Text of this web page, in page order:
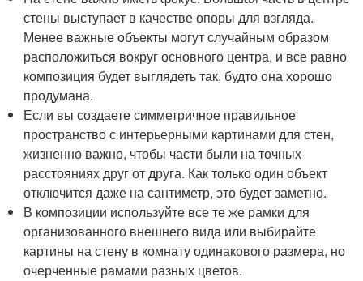
стены выступает в качестве опоры для взгляда.
Менее важные объекты могут случайным образом
расположиться вокруг основного центра, и все равно
композиция будет выглядеть так, будто она хорошо
продумана.
Если вы создаете симметричное правильное
пространство с интерьерными картинами для стен,
жизненно важно, чтобы части были на точных
расстояниях друг от друга. Как только один объект
отключится даже на сантиметр, это будет заметно.
В композиции используйте все те же рамки для
организованного внешнего вида или выбирайте
картины на стену в комнату одинакового размера, но
очерченные рамами разных цветов.